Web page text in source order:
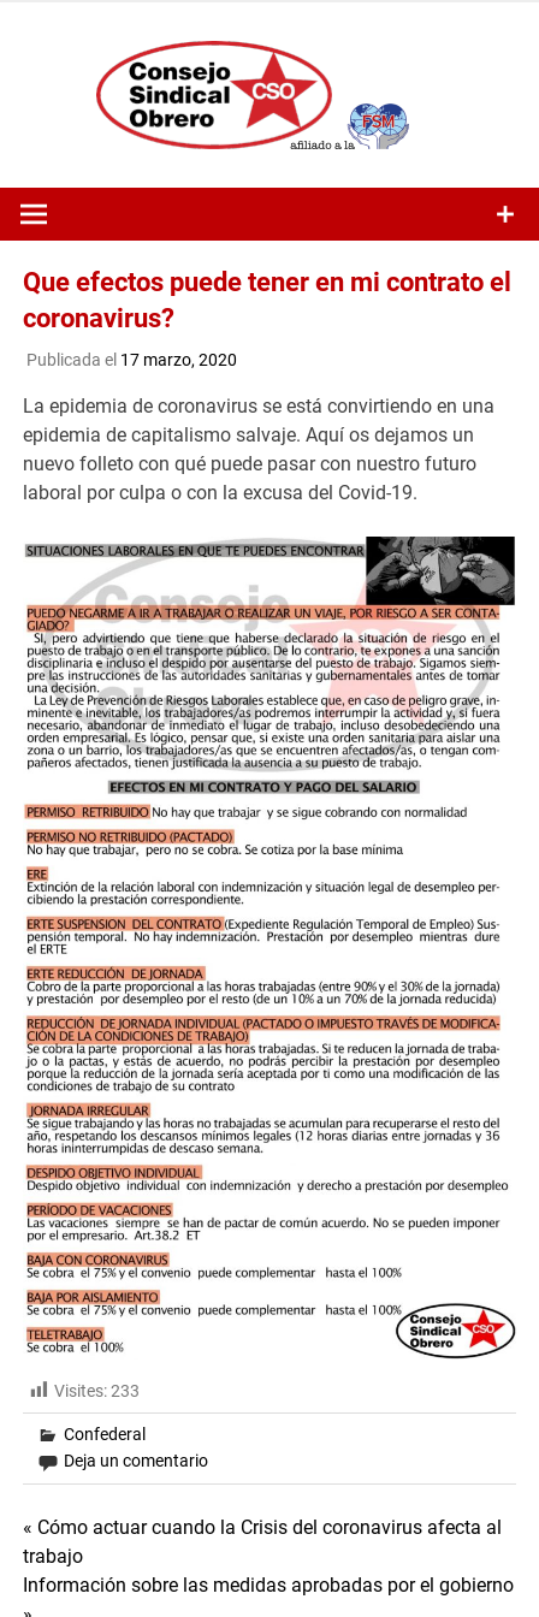
Que efectos puede tener en mi contrato el
coronavirus?
Publicada el 17 marzo, 2020
La epidemia de coronavirus se está convirtiendo en una
epidemia de capitalismo salvaje. Aquí os dejamos un
nuevo folleto con qué puede pasar con nuestro futuro
laboral por culpa o con la excusa del Covid-19.
Visites:233
Confederal
Deja un comentario
Navegación
de
« Cómo actuar cuando la Crisis del coronavirus afecta al
trabajo
Información sobre las medidas aprobadas por el gobierno